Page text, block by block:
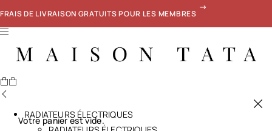
FRAIS DE LIVRAISON GRATUITS POUR LES MEMBRES
Votre panier est vide.
RADIATEURS ÉLECTRIQUES